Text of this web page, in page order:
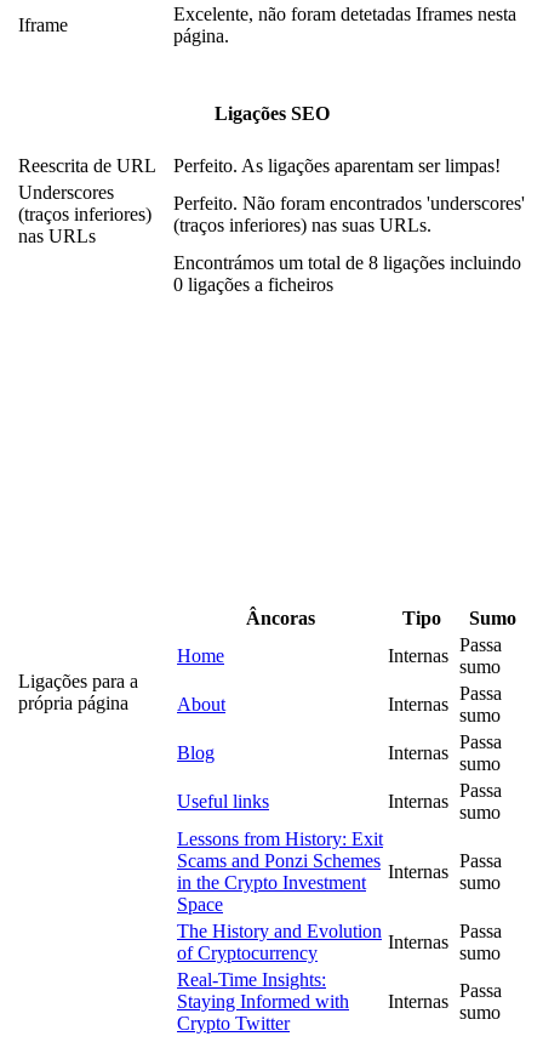
Iframe
Excelente, não foram detetadas Iframes nesta
página.
Ligações SEO
Reescrita de URL
Perfeito. As ligações aparentam ser limpas!
Underscores
(traços inferiores)
nas URLs
Perfeito. Não foram encontrados 'underscores'
(traços inferiores) nas suas URLs.
Ligações para a
própria página
Encontrámos um total de 8 ligações incluindo
0 ligações a ficheiros
Âncoras Tipo
Sumo
Home
Internas
Passa
sumo
About
Internas
Passa
sumo
Blog
Internas
Passa
sumo
Useful links
Internas
Passa
sumo
Lessons from History: Exit
Scams and Ponzi Schemes
in the Crypto Investment
Space
Internas
Passa
sumo
The History and Evolution
of Cryptocurrency
Internas
Passa
sumo
Real-Time Insights:
Staying Informed with
Crypto Twitter
Internas
Passa
sumo